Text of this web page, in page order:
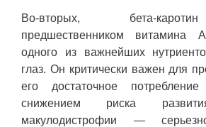
Во-вторых, бета-
предшественником
одного из важнейших
глаз. Он критически важен для
его достаточное
снижением риска
макулодистрофии —